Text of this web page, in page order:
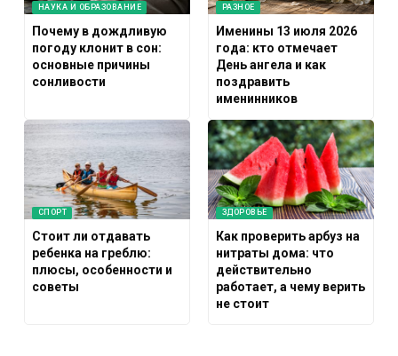
НАУКА И ОБРАЗОВАНИЕ
Почему в дождливую
погоду клонит в сон:
основные причины
сонливости
РАЗНОЕ
Именины 13 июля 2026
года: кто отмечает
День ангела и как
поздравить
именинников
СПОРТ
Стоит ли отдавать
ребенка на греблю:
плюсы, особенности и
советы
ЗДОРОВЬЕ
Как проверить арбуз на
нитраты дома: что
действительно
работает, а чему верить
не стоит